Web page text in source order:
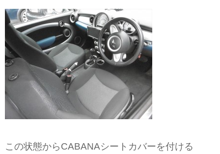
この状態からCABANAシートカバーを付ける